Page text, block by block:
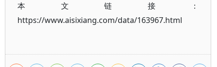
本文链接：
https://www.aisixiang.com/data/163967.html